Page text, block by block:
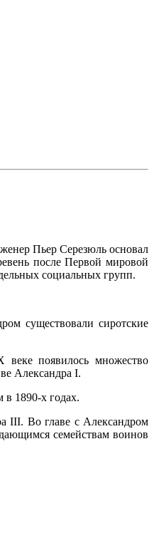
Пьер Серезюль основал
после Первой мировой
социальных групп.
существовали сиротские
появилось множество
Александра I.
в 1890-х годах.
III. Во главе с Александром
семействам воинов